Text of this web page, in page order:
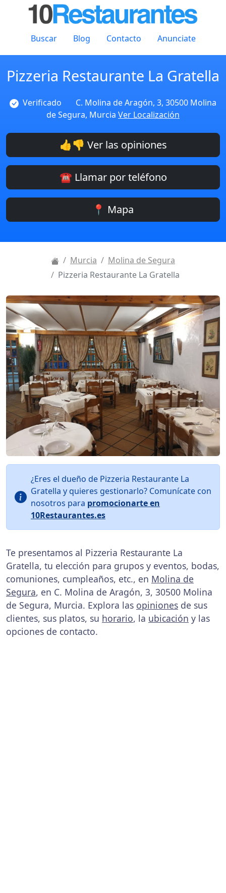
Buscar Blog Contacto Anunciate
Pizzeria Restaurante La Gratella
Verificado
C. Molina de Aragón, 3, 30500 Molina
de Segura, Murcia Ver Localización
👍👎 Ver las opiniones
☎️ Llamar por teléfono
📍 Mapa
Murcia
Molina de Segura
Pizzeria Restaurante La Gratella
¿Eres el dueño de Pizzeria Restaurante La
Gratella y quieres gestionarlo? Comunícate con
nosotros para promocionarte en
10Restaurantes.es
Te presentamos al Pizzeria Restaurante La
Gratella, tu elección para grupos y eventos, bodas,
comuniones, cumpleaños, etc., en Molina de
Segura, en C. Molina de Aragón, 3, 30500 Molina
de Segura, Murcia. Explora las opiniones de sus
clientes, sus platos, su horario, la ubicación y las
opciones de contacto.